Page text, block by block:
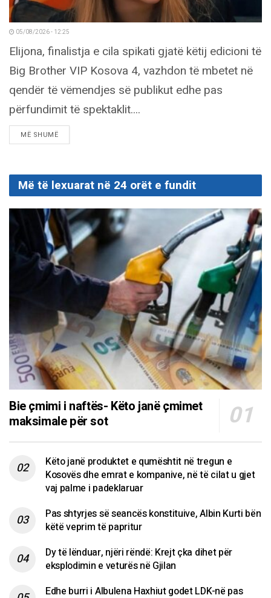
05/08/2026 - 12:25
Elijona, finalistja e cila spikati gjatë këtij edicioni të
Big Brother VIP Kosova 4, vazhdon të mbetet në
qendër të vëmendjes së publikut edhe pas
përfundimit të spektaklit....
MË SHUMËDETAILS
Më të lexuarat në 24 orët e fundit
Bie çmimi i naftës- Këto janë çmimet
maksimale për sot
Këto janë produktet e qumështit në tregun e
Kosovës dhe emrat e kompanive, në të cilat u gjet
vaj palme i padeklaruar
Pas shtyrjes së seancës konstituive, Albin Kurti bën
këtë veprim të papritur
Dy të lënduar, njëri rëndë: Krejt çka dihet për
eksplodimin e veturës në Gjilan
Edhe burri i Albulena Haxhiut godet LDK-në pas